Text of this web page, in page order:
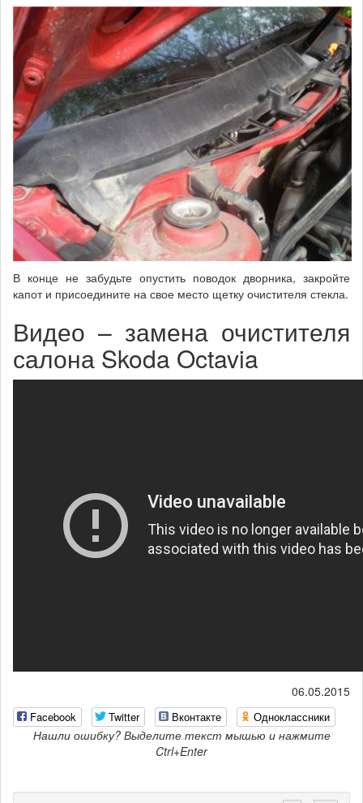
В конце не забудьте опустить поводок дворника, закройте
капот и присоедините на свое место щетку очистителя стекла.
Видео – замена очистителя
салона Skoda Octavia
06.05.2015
Facebook Twitter Вконтакте Одноклассники
Нашли ошибку? Выделите текст мышью и нажмите
Ctrl+Enter